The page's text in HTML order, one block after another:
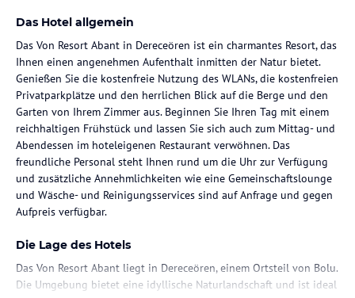
Das Hotel allgemein
Das Von Resort Abant in Dereceören ist ein charmantes Resort, das
Ihnen einen angenehmen Aufenthalt inmitten der Natur bietet.
Genießen Sie die kostenfreie Nutzung des WLANs, die kostenfreien
Privatparkplätze und den herrlichen Blick auf die Berge und den
Garten von Ihrem Zimmer aus. Beginnen Sie Ihren Tag mit einem
reichhaltigen Frühstück und lassen Sie sich auch zum Mittag- und
Abendessen im hoteleigenen Restaurant verwöhnen. Das
freundliche Personal steht Ihnen rund um die Uhr zur Verfügung
und zusätzliche Annehmlichkeiten wie eine Gemeinschaftslounge
und Wäsche- und Reinigungsservices sind auf Anfrage und gegen
Aufpreis verfügbar.
Die Lage des Hotels
Das Von Resort Abant liegt in Dereceören, einem Ortsteil von Bolu.
Die Umgebung bietet eine idyllische Naturlandschaft und ist ideal